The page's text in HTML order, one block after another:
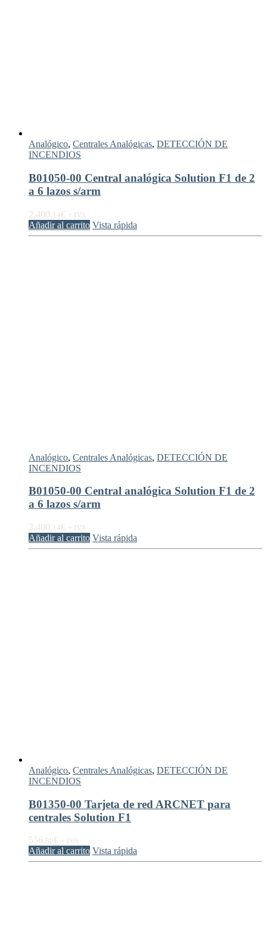
Analógico, Centrales Analógicas, DETECCIÓN DE
INCENDIOS
B01050-00 Central analógica Solution F1 de 2
a 6 lazos s/arm
2.400, 14€ + IVA
Añadir al carrito Vista rápida
Analógico, Centrales Analógicas, DETECCIÓN DE
INCENDIOS
B01050-00 Central analógica Solution F1 de 2
a 6 lazos s/arm
2.400, 14€ + IVA
Añadir al carrito Vista rápida
Analógico, Centrales Analógicas, DETECCIÓN DE
INCENDIOS
B01350-00 Tarjeta de red ARCNET para
centrales Solution F1
556,80€ + IVA
Añadir al carrito Vista rápida